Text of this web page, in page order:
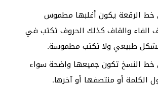
الرقعة يكون أغلبها مطموس
الفاء والقاف كذلك الحروف تكتب في
بشكل طبيعي ولا تكتب مطموسة.
النسخ تكون جميعها واضحة سواء
الكلمة أو منتصفها أو آخرها.